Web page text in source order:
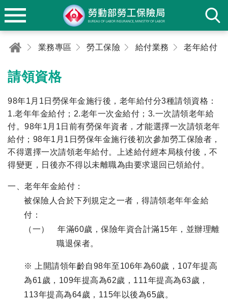
業務專區 勞工保險 給付業務 老年給付
請領資格
98年1月1日勞保年金施行後，老年給付分3種請領資格：
1.老年年金給付；2.老年一次金給付；3.一次請領老年給
付。98年1月1日前有勞保年資者，才能選擇一次請領老年
給付；98年1月1日勞保年金施行後初次參加勞工保險者，
不得選擇一次請領老年給付。上述給付經本局核付後，不
得變更，日後亦不得以未離職為由要求退回已領給付。
一、老年年金給付：
被保險人合於下列規定之一者，得請領老年年金給
付：
（一） 年滿60歲，保險年資合計滿15年，並辦理離
職退保者。
※ 上開請領年齡自98年至106年為60歲，107年提高
為61歲，109年提高為62歲，111年提高為63歲，
113年提高為64歲，115年以後為65歲。